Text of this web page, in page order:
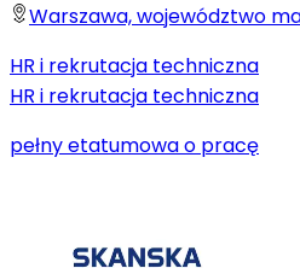
Warszawa, województwo
HR i rekrutacja techniczna
HR i rekrutacja techniczna
pełny etatumowa o pracę